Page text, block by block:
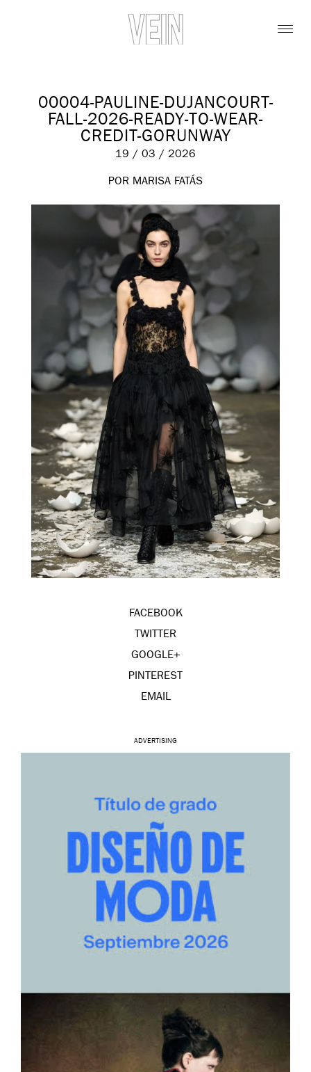
00004-PAULINE-DUJANCOURT-
FALL-2026-READY-TO-WEAR-
CREDIT-GORUNWAY
19 / 03 / 2026
POR MARISA FATÁS
FACEBOOK
TWITTER
GOOGLE+
PINTEREST
EMAIL
ADVERTISING